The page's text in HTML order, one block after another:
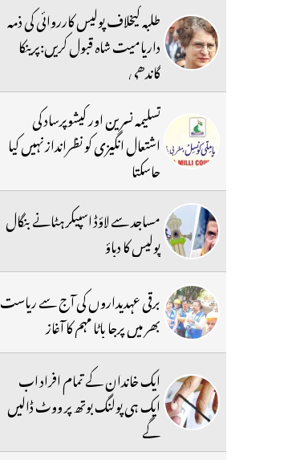
طلبہ کیخلاف پولیس کارروائی کی ذمہ
داریامیت شاہ قبول کریں:پرینکا
گاندھی
تسلیمہ نسرین اور کیشوپرساد کی
اشتعال انگیزی کو نظرانداز نہیں کیا
جاسکتا
مساجد سے لاؤڈ اسپیکر ہٹانے بنگال
پولیس کا دباؤ
برقی عہدیداروں کی آج سے ریاست
بھر میں پرجا باٹا مہم کا آغاز
ایک خاندان کے تمام افراد اب
ایک ہی پولنگ بوتھ پر ووٹ ڈالیں
گے